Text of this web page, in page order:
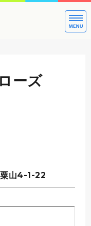
大切な方へ
ーズ
山4-1-22